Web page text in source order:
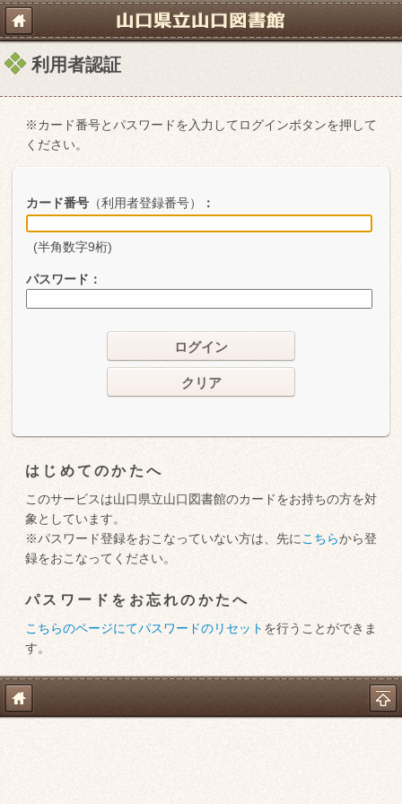
利用者認証
※カード番号とパスワードを入力してログインボタンを押して
ください。
カード番号 （利用者登録番号） ：
(半角数字9桁)
パスワード ：
ログイン
クリア
はじめてのかたへ
このサービスは山口県立山口図書館のカードをお持ちの方を対
象としています。
※パスワード登録をおこなっていない方は、先に こちらから登
録をおこなってください。
パスワードをお忘れのかたへ
こちらのページにてパスワードのリセット を行うことができま
す。